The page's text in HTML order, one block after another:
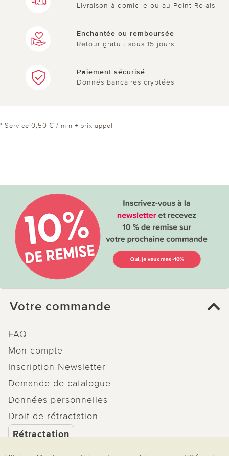
Livraison à domicile ou au Point Relais
Enchantée ou remboursée
Retour gratuit sous 15 jours
Paiement sécurisé
Donnés bancaires cryptées
* Service 0,50 € / min + prix appel
Votre commande
FAQ
Mon compte
Inscription Newsletter
Demande de catalogue
Données personnelles
Droit de rétractation
Rétractation